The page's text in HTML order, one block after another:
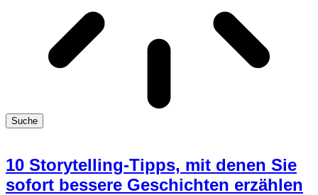
Suche
10 Storytelling-Tipps, mit denen Sie
sofort bessere Geschichten erzählen